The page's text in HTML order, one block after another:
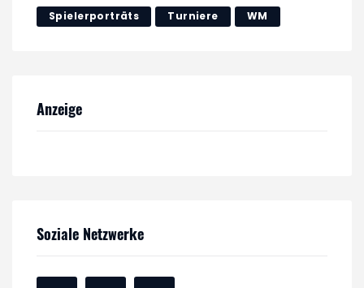
Spielerporträts Turniere WM
Anzeige
Soziale Netzwerke